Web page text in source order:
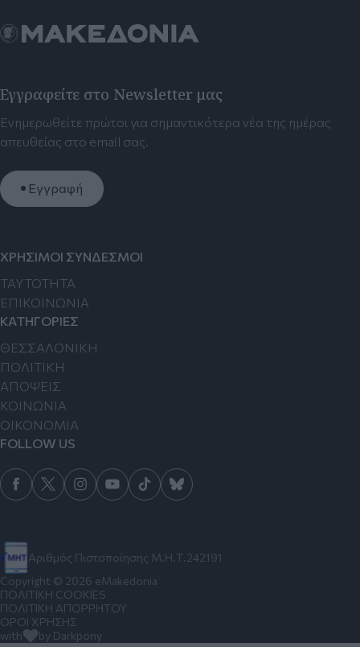
Εγγραφείτε στο Newsletter μας
Ενημερωθείτε πρώτοι για σημαντικότερα νέα της ημέρας
απευθείας στο email σας.
Εγγραφή
Αριθμός Πιστοποίησης Μ.Η.Τ.242191
ΧΡΗΣΙΜΟΙ ΣΥΝΔΕΣΜΟΙ
TAYTOTHTA
ΕΠΙΚΟΙΝΩΝΙΑ
ΚΑΤΗΓΟΡΙΕΣ
ΘΕΣΣΑΛΟΝΙΚΗ
ΠΟΛΙΤΙΚΗ
ΑΠΟΨΕΙΣ
ΚΟΙΝΩΝΙΑ
ΟΙΚΟΝΟΜΙΑ
FOLLOW US
Copyright © 2026 eMakedonia
ΠΟΛΙΤΙΚΗ COOKIES
ΠΟΛΙΤΙΚΗ ΑΠΟΡΡΗΤΟΥ
ΟΡΟΙ ΧΡΗΣΗΣ
with
by Darkpony